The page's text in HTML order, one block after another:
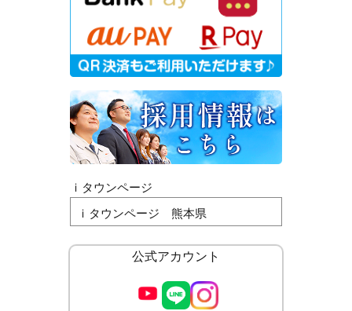
ｉタウンページ
ｉタウンページ 熊本県
公式アカウント